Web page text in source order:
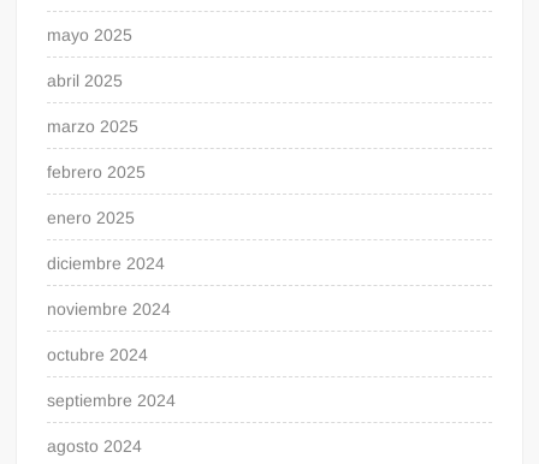
mayo 2025
abril 2025
marzo 2025
febrero 2025
enero 2025
diciembre 2024
noviembre 2024
octubre 2024
septiembre 2024
agosto 2024